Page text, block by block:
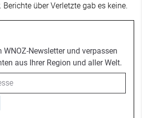
über Verletzte gab es keine.
WNOZ-Newsletter und verpassen
aus Ihrer Region und aller Welt.